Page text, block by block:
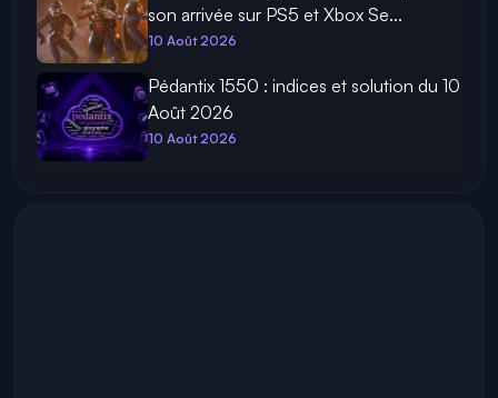
son arrivée sur PS5 et Xbox Se...
10 Août 2026
Pédantix 1550 : indices et solution du 10
Août 2026
10 Août 2026